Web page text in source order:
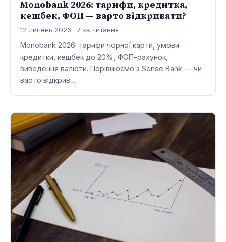
Monobank 2026: тарифи, кредитка,
кешбек, ФОП — варто відкривати?
12 липень 2026 · 7 хв читання
Monobank 2026: тарифи чорної карти, умови
кредитки, кешбек до 20%, ФОП-рахунок,
виведення валюти. Порівнюємо з Sense Bank — чи
варто відкрив…